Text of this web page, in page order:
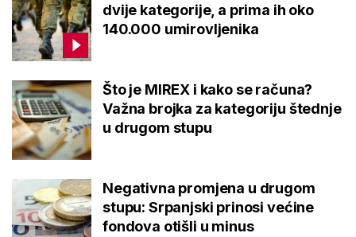
dvije kategorije, a prima ih oko
140.000 umirovljenika
Što je MIREX i kako se računa?
Važna brojka za kategoriju štednje
u drugom stupu
Negativna promjena u drugom
stupu: Srpanjski prinosi većine
fondova otišli u minus